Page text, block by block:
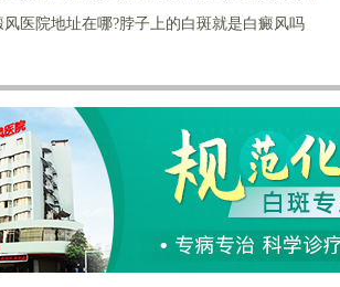
风医院地址在哪?脖子上的白斑就是白癜风吗